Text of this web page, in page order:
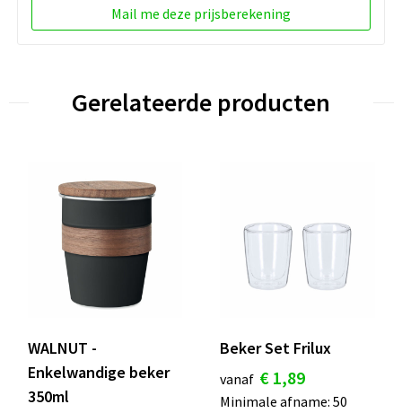
Mail me deze prijsberekening
Gerelateerde producten
WALNUT -
Enkelwandige beker
350ml
Beker Set Frilux
vanaf € 1,89
Minimale afname: 50